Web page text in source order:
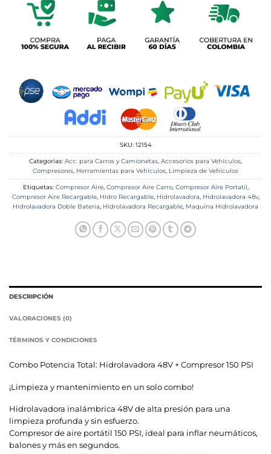
SKU: 12154
Categorías: Acc. para Carros y Camionetas, Accesorios para Vehículos,
Compresores, Herramientas para Vehículos, Limpieza de Vehículos
Etiquetas: Compresor Aire, Compresor Aire Carro, Compresor Aire Portatil,
Compresor Aire Recargable, Hidro Recargable, Hidrolavadora, Hidrolavadora 48v,
Hidrolavadora Doble Bateria, Hidrolavadora Recargable, Maquina Hidrolavadora
DESCRIPCIÓN
VALORACIONES (0)
TÉRMINOS Y CONDICIONES
Combo Potencia Total: Hidrolavadora 48V + Compresor 150 PSI
¡Limpieza y mantenimiento en un solo combo!
Hidrolavadora inalámbrica 48V de alta presión para una
limpieza profunda y sin esfuerzo.
Compresor de aire portátil 150 PSI, ideal para inflar neumáticos,
balones y más en segundos.